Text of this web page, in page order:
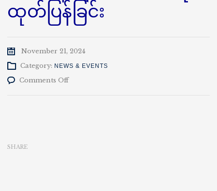
ထုတ်ပြန်ခြင်း
November 21, 2024
Category: NEWS & EVENTS
Comments Offon
SHARE